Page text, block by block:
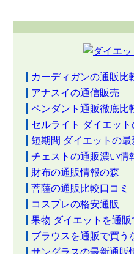
カーディガンの通販比
アナスイの通信販売
ペンダント通販徹底比
セルライト ダイエッ
短期間 ダイエットの最
チェストの通販濃い情
財布の通販情報の森
菩薩の通販比較口コミ
コスプレの格安通販
果物 ダイエットを通販
ブラウスを通販で買う
サングラスの最新通販